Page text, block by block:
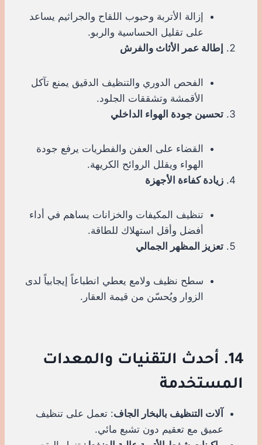
إزالة الأتربة وحبوب اللقاح والجراثيم يساعد
على تقليل الحساسية والربو.
إطالة عمر الأثاث والفرش
الفحص الدوري والتنظيف الدقيق يمنع تآكل
الأقمشة وتشققات الجلود.
تحسين جودة الهواء الداخلي
القضاء على العفن والفطريات يرفع جودة
الهواء ويقلل الروائح الكريهة.
زيادة كفاءة الأجهزة
تنظيف المكيفات والخزانات يساهم في أداء
أفضل وأقل استهلاك للطاقة.
تعزيز المظهر الجمالي
سطح نظيف ولامع يعطي انطباعاً إيجابياً لدى
الزوار ويُحسّن من قيمة العقار.
14. أحدث التقنيات والمعدات
المستخدمة
آلات التنظيف بالبخار الجاف: تعمل على تنظيف
عميق مع تعقيم دون تشبع مائي.